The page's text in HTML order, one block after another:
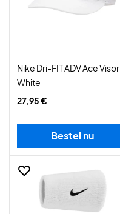
Nike Dri-FIT ADV Ace Visor
White
27,95 €
Bestel nu